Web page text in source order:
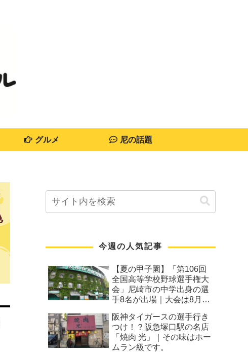
グルメ 尼の話題
今週の人気記事
【夏の甲子園】「第106回
全国高等学校野球選手権大
会」尼崎市の中学出身の選
手8名が出場｜大会は8月7
阪神タイガースの選手行き
つけ！？阪急塚口駅の名店
「焼肉 光」｜その味はホー
ムラン級です。